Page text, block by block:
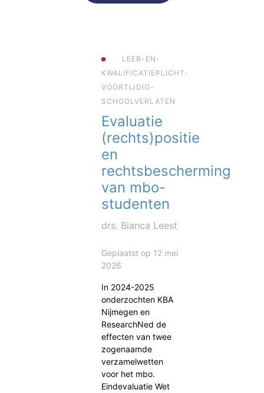
LEER-EN-
KWALIFICATIEPLICHT-
VOORTIJDIG-
SCHOOLVERLATEN
Evaluatie
(rechts)positie
en
rechtsbescherming
van mbo-
studenten
drs. Bianca Leest
Geplaatst op 12 mei
2026
In 2024-2025
onderzochten KBA
Nijmegen en
ResearchNed de
effecten van twee
zogenaamde
verzamelwetten
voor het mbo.
Eindevaluatie Wet